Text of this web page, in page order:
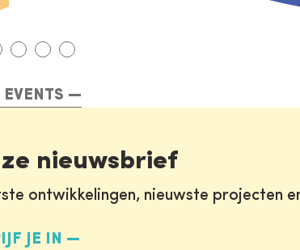
nieuwsbrief
ontwikkelingen, nieuwste projecten
JE IN